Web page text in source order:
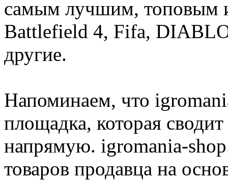
самым лучшим, топовым
Battlefield 4, Fifa,
другие.
Напоминаем, что
площадка, которая
напрямую. igromania-
товаров продавца на